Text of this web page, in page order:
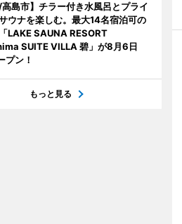
/高島市】チラー付き水風呂とプライ
ウナを楽しむ。最大14名宿泊可の
LAKE SAUNA RESORT
SUITE VILLA 碧」が8月6日
プン！
もっと見る